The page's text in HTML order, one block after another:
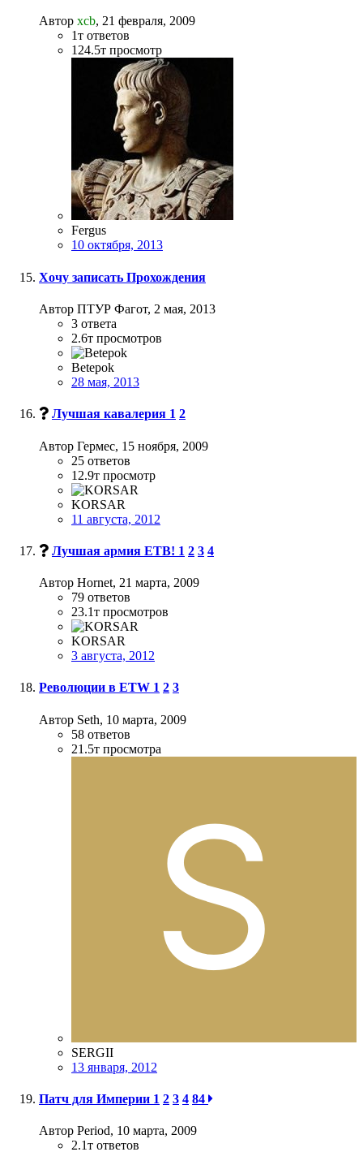
Автор xcb, 21 февраля, 2009
1т ответов
124.5т просмотр
Fergus
10 октября, 2013
Хочу записать Прохождения
Автор ПТУР Фагот, 2 мая, 2013
3 ответа
2.6т просмотров
Betepok
28 мая, 2013
Лучшая кавалерия 1 2
Автор Гермес, 15 ноября, 2009
25 ответов
12.9т просмотр
KORSAR
11 августа, 2012
Лучшая армия ЕТВ! 1 2 3 4
Автор Hornet, 21 марта, 2009
79 ответов
23.1т просмотров
KORSAR
3 августа, 2012
Революции в ETW 1 2 3
Автор Seth, 10 марта, 2009
58 ответов
21.5т просмотра
SERGII
13 января, 2012
Патч для Империи 1 2 3 4 84
Автор Period, 10 марта, 2009
2.1т ответов